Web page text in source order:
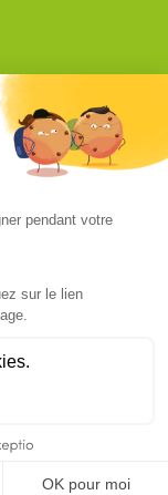
Mentions légales
C’est qui Maurice ?